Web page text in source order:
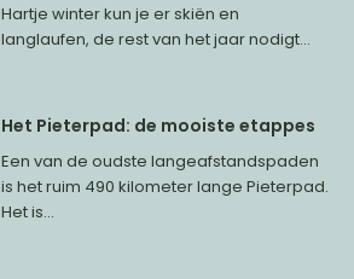
Hartje winter kun je er skiën en
langlaufen, de rest van het jaar nodigt...
Het Pieterpad: de mooiste etappes
Een van de oudste langeafstandspaden
is het ruim 490 kilometer lange Pieterpad.
Het is...